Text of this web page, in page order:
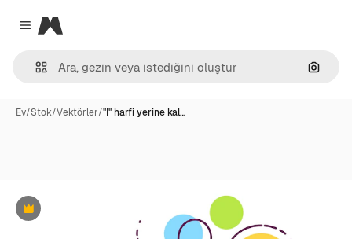
Close menu
Magnific
Ev/Stok/Vektörler/"I" harfi yerine kal…
Premium